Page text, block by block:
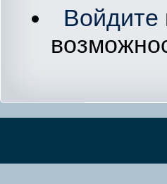
Войдите